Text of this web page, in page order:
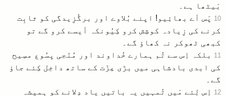
بَیٹھا ہے۔
10 پَس اَے بھائِیو! اپنے بُلاوے اور برگُزِیدگی کو ثابِت
کرنے کی زِیادہ کوشِش کرو کِیُونکہ اَیسے کرو گے تو
کبھی ٹھوکر نہ کھاؤ گے۔
11 بلکہ اِس سے تُم ہمارے خُداوند اور مُنّجی یِسُوع مسِیح
کی ابدی بادشاہی میں بڑی عِزّت کے ساتھ داخِل کِئے جاؤ
گے۔
12 اِس لِئے مَیں تُمہیں یہ باتیں یاد دِلانے کو ہمیشہ